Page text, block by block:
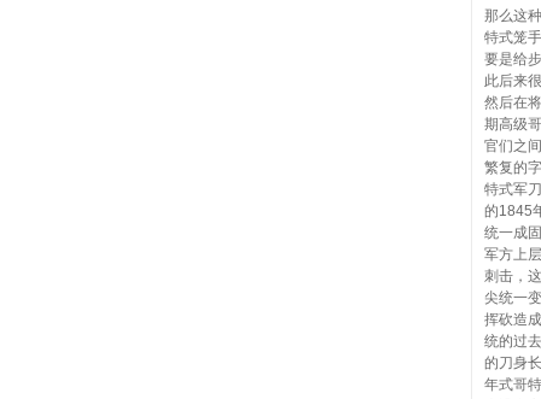
那么这
特式笼
要是给
此后来
然后在
期高级
官们之
繁复的
特式军
的1845
统一成
军方上
刺击，
尖统一
挥砍造
统的过
的刀身
年式哥